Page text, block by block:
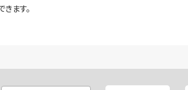
ます。